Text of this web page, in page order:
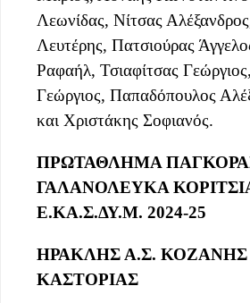
Λεωνίδας, Νίτσας
Λευτέρης, Πατσιούρας
Ραφαήλ, Τσιαφίτσας
Γεώργιος, Παπαδόπουλος
και Χριστάκης Σοφιανός.
ΠΡΩΤΑΘΛΗΜΑ
ΓΑΛΑΝΟΛΕΥΚΑ
Ε.ΚΑ.Σ.ΔΥ.Μ. 2024-25
ΗΡΑΚΛΗΣ Α.Σ. ΚΟΖΑΝΗΣ
ΚΑΣΤΟΡΙΑΣ